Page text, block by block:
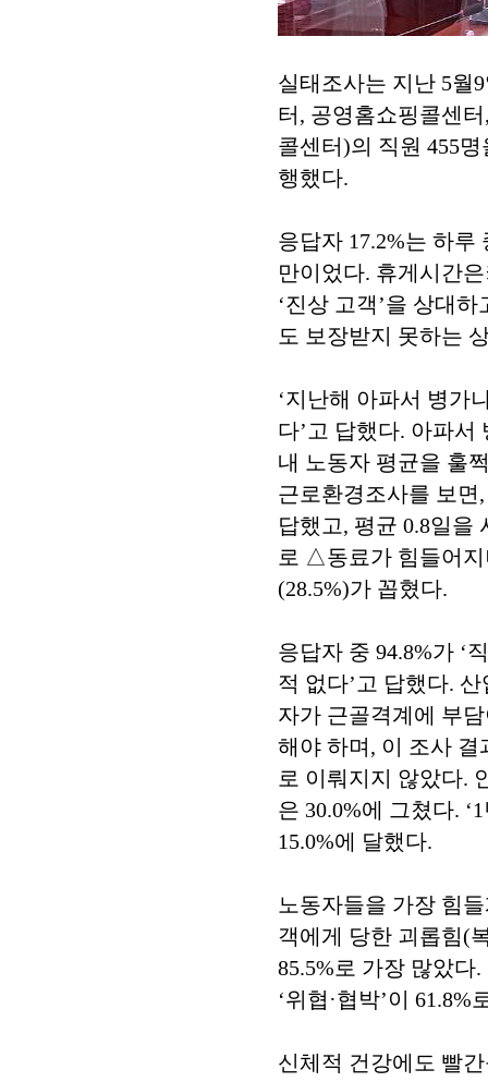
실태조사는 지난 5월
터, 공영홈쇼핑콜센
콜센터)의 직원 455
행했다.
응답자 17.2%는 하루
만이었다. 휴게시간
‘진상 고객’을 상대
도 보장받지 못하는
‘지난해 아파서 병가
다’고 답했다. 아파서
내 노동자 평균을 훌
근로환경조사를 보면
답했고, 평균 0.8일을
로 △동료가 힘들어
(28.5%)가 꼽혔다.
응답자 중 94.8%가 ‘
적 없다’고 답했다.
자가 근골격계에 부
해야 하며, 이 조사
로 이뤄지지 않았다.
은 30.0%에 그쳤다.
15.0%에 달했다.
노동자들을 가장 힘
객에게 당한 괴롭힘(
85.5%로 가장 많았다.
‘위협·협박’이
신체적 건강에도 빨